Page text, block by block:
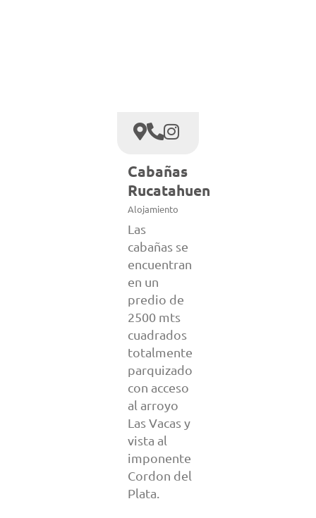
Cabañas
Rucatahuen
Alojamiento
Las
cabañas se
encuentran
en un
predio de
2500 mts
cuadrados
totalmente
parquizado
con acceso
al arroyo
Las Vacas y
vista al
imponente
Cordon del
Plata.